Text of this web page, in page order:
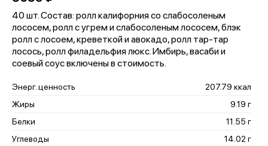
40 шт. Состав: ролл калифорния со слабосоленым
лососем, ролл с угрем и слабосоленым лососем, блэк
ролл с лосоем, креветкой и авокадо, ролл тар-тар
лосось, ролл филадельфия люкс. Имбирь, васаби и
соевый соус включены в стоимость.
Энерг. ценность
207.79 ккал
Жиры
9.19 г
Белки
11.55 г
Углеводы
14.02 г